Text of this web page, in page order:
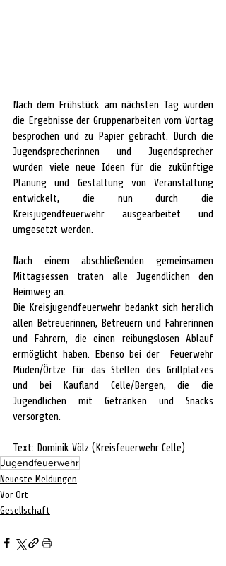
Nach dem Frühstück am nächsten Tag wurden
die Ergebnisse der Gruppenarbeiten vom Vortag
besprochen und zu Papier gebracht. Durch die
Jugendsprecherinnen und Jugendsprecher
wurden viele neue Ideen für die zukünftige
Planung und Gestaltung von Veranstaltung
entwickelt, die nun durch die
Kreisjugendfeuerwehr ausgearbeitet und
umgesetzt werden.
Nach einem abschließenden gemeinsamen
Mittagsessen traten alle Jugendlichen den
Heimweg an.
Die Kreisjugendfeuerwehr bedankt sich herzlich
allen Betreuerinnen, Betreuern und Fahrerinnen
und Fahrern, die einen reibungslosen Ablauf
ermöglicht haben. Ebenso bei der  Feuerwehr
Müden/Örtze für das Stellen des Grillplatzes
und bei Kaufland Celle/Bergen, die die
Jugendlichen mit Getränken und Snacks
versorgten.
Text: Dominik Völz (Kreisfeuerwehr Celle)
Jugendfeuerwehr
Neueste Meldungen
Vor Ort
Gesellschaft